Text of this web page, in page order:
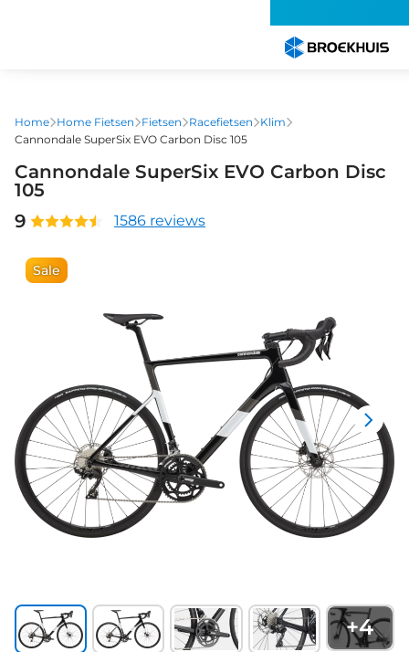
gaan
Home Home Fietsen Fietsen Racefietsen
Klim
Cannondale SuperSix EVO Carbon Disc 105
Cannondale SuperSix EVO Carbon Disc
105
9
1586 reviews
Sale
+4